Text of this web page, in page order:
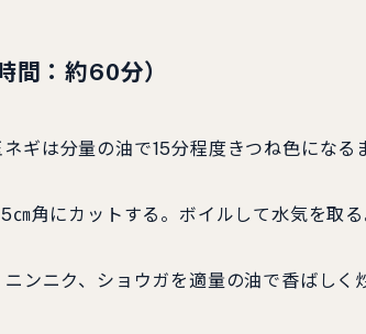
間：約60分）
ネギは分量の油で15分程度きつね色になる
㎝角にカットする。ボイルして水気を取る
ニンニク、ショウガを適量の油で香ばし